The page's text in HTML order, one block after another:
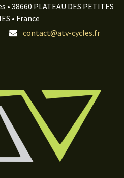
38660 PLATEAU DES PETITES
• France
contact@atv-cycles.fr